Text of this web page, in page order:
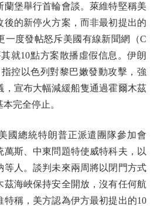
蘭堡舉行首輪會談。萊維特堅稱美
後的新停火方案，而非最初提出的
一度發帖怒斥美國有線新聞網（C
就10點方案散播虛假信息。伊朗
控以色列對黎巴嫩發動攻擊，強
，宣布大幅減緩船隻通過霍爾木茲
完全停止。
總統特朗普正派遣團隊參加會
萬斯、中東問題特使威特科夫，以
等人。談判未來兩周將以閉門方式
茲海峽保持安全開放，沒有任何航
特稱，美方認為伊方最初提出的10